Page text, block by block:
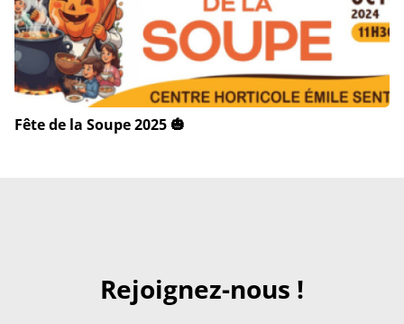
Fête de la Soupe 2025 🎃
Rejoignez-nous !